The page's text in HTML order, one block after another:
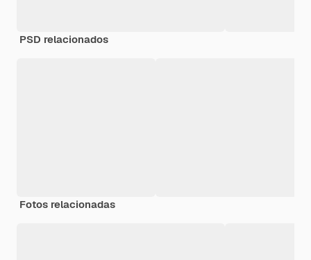
PSD relacionados
Fotos relacionadas